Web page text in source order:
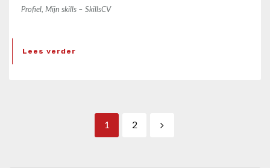
Profiel, Mijn skills – SkillsCV
Lees verder
Berichten paginering
1 2